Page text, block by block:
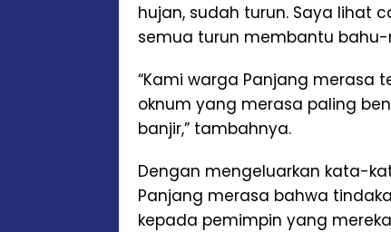
hujan, sudah turun. Saya lihat
semua turun membantu
“Kami warga Panjang merasa
oknum yang merasa paling
banjir,” tambahnya.
Dengan mengeluarkan kata-
Panjang merasa bahwa
kepada pemimpin yang